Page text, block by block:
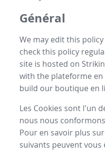
Général
We may edit this
check this policy
site is hosted on
with the plateforme en
build our boutique en
Les Cookies sont l'un
nous nous
Pour en savoir plus
suivants peuvent vous